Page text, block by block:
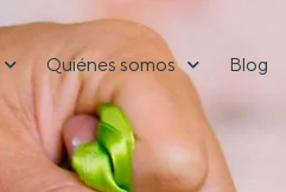
Quiénes somos Blog